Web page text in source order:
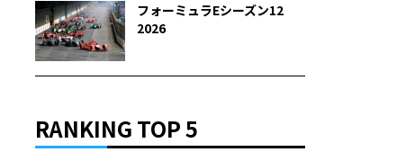
フォーミュラEシーズン12
2026
RANKING TOP 5